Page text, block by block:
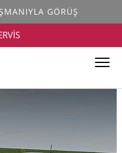
GÖRÜŞ